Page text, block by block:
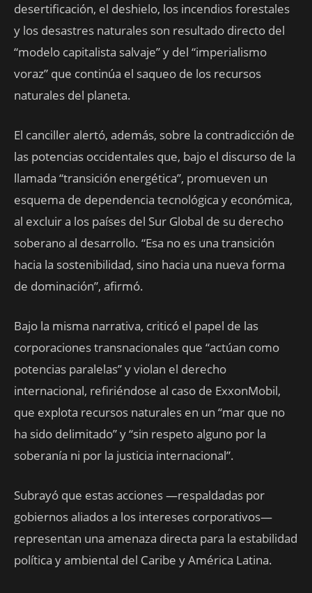
desertificación, el deshielo, los incendios forestales
y los desastres naturales son resultado directo del
“modelo capitalista salvaje” y del “imperialismo
voraz” que continúa el saqueo de los recursos
naturales del planeta.
El canciller alertó, además, sobre la contradicción de
las potencias occidentales que, bajo el discurso de la
llamada “transición energética”, promueven un
esquema de dependencia tecnológica y económica,
al excluir a los países del Sur Global de su derecho
soberano al desarrollo. “Esa no es una transición
hacia la sostenibilidad, sino hacia una nueva forma
de dominación”, afirmó.
Bajo la misma narrativa, criticó el papel de las
corporaciones transnacionales que “actúan como
potencias paralelas” y violan el derecho
internacional, refiriéndose al caso de ExxonMobil,
que explota recursos naturales en un “mar que no
ha sido delimitado” y “sin respeto alguno por la
soberanía ni por la justicia internacional”.
Subrayó que estas acciones —respaldadas por
gobiernos aliados a los intereses corporativos—
representan una amenaza directa para la estabilidad
política y ambiental del Caribe y América Latina.